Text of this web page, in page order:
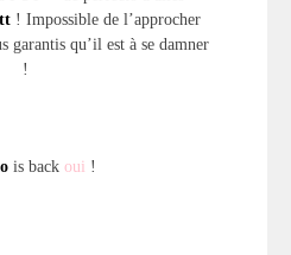
! Impossible de l’approcher
garantis qu’il est à se damner
!
is back oui !